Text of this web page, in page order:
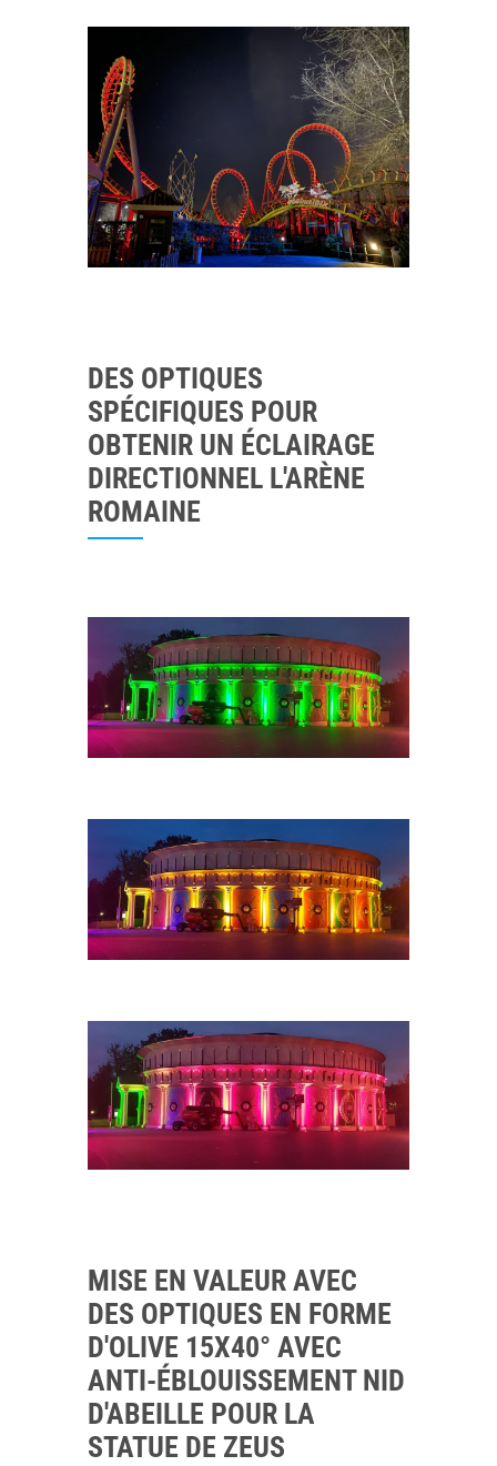
DES OPTIQUES
SPÉCIFIQUES POUR
OBTENIR UN ÉCLAIRAGE
DIRECTIONNEL L'ARÈNE
ROMAINE
MISE EN VALEUR AVEC
DES OPTIQUES EN FORME
D'OLIVE 15X40° AVEC
ANTI-ÉBLOUISSEMENT NID
D'ABEILLE POUR LA
STATUE DE ZEUS